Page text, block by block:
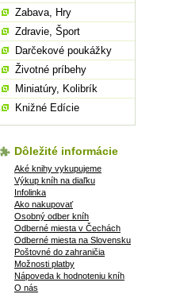
Zabava, Hry
Zdravie, Šport
Darčekové poukážky
Životné príbehy
Miniatúry, Kolibrík
Knižné Edície
Dôležité informácie
Aké knihy vykupujeme
Výkup kníh na diaľku
Infolinka
Ako nakupovať
Osobný odber kníh
Odberné miesta v Čechách
Odberné miesta na Slovensku
Poštovné do zahraničia
Možnosti platby
Nápoveda k hodnoteniu kníh
O nás